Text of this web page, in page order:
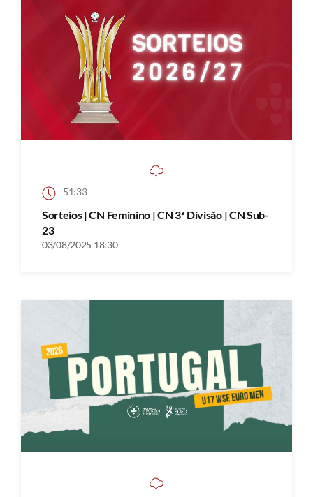
51:33
Sorteios | CN Feminino | CN 3ª Divisão | CN Sub-
23
03/08/2025 18:30